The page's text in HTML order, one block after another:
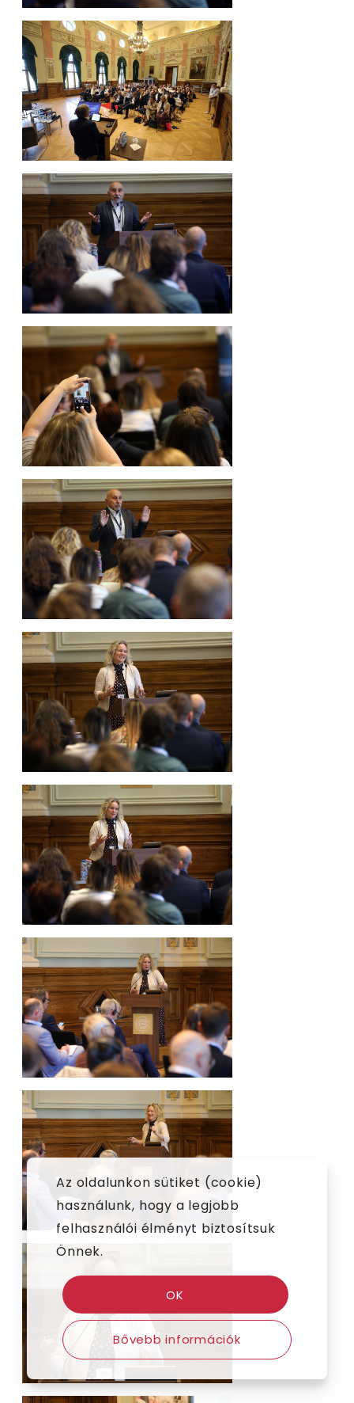
Az oldalunkon sütiket (cookie)
használunk, hogy a legjobb
felhasználói élményt biztosítsuk
Önnek.
OK
Bővebb információk